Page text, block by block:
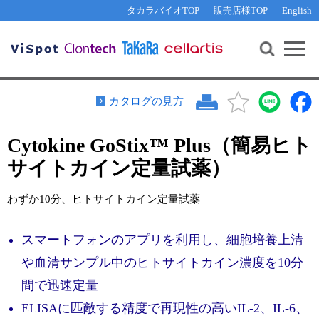
タカラバイオTOP 販売店様TOP English
機能解析・サイレンシング
PCR・等温増幅
リアルタイムPCR（qPCR）
装置・ソフトウェア
サンプル請求
テクニカルサポートライン
その他 ライセンスに関するご相談
遺伝子組換え生物該当製品
研究支援ツール
Cut-Site Navigator 制限酵素切断サイトの検索
In-Fusion Cloning プライマー設計
抗体検索サイト
リアルタイムPCR （インターカレーター法）
プライマー・プローブ検索・注文
機器ソフトウェア・ベクター配列ダウンロード
ラーニングセンター
お問い合わせ WEB会員登録
カタログの見方
Cytokine GoStix™ Plus（簡易ヒト
サイトカイン定量試薬）
わずか10分、ヒトサイトカイン定量試薬
スマートフォンのアプリを利用し、細胞培養上清
や血清サンプル中のヒトサイトカイン濃度を10分
間で迅速定量
ELISAに匹敵する精度で再現性の高いIL-2、IL-6、